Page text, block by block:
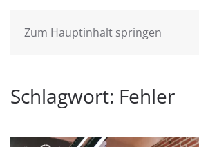
Zum Hauptinhalt springen
Schlagwort: Fehler